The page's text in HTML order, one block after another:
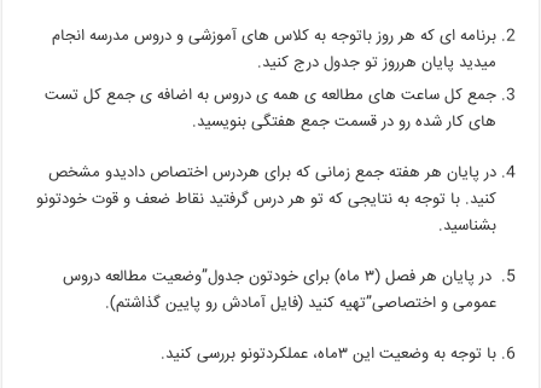
برنامه ای که هر روز باتوجه به کلاس های آموزشی و دروس مدرسه انجام
میدید پایان هرروز تو جدول درج کنید.
جمع کل ساعت های مطالعه ی همه ی دروس به اضافه ی جمع کل تست
های کار شده رو در قسمت جمع هفتگی بنویسید.
در پایان هر هفته جمع زمانی که برای هردرس اختصاص دادیدو مشخص
کنید. با توجه به نتایجی که تو هر درس گرفتید نقاط ضعف و قوت خودتونو
بشناسید.
در پایان هر فصل (۳ ماه) برای خودتون جدول”وضعیت مطالعه دروس
عمومی و اختصاصی”تهیه کنید (فایل آمادش رو پایین گذاشتم).
با توجه به وضعیت این ۳ماه، عملکردتونو بررسی کنید.